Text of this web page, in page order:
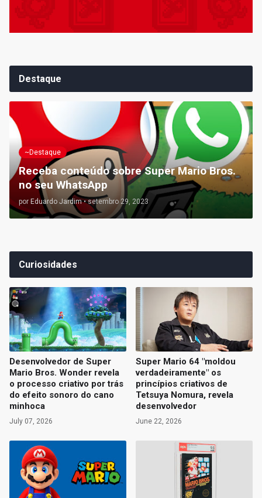
Destaque
~Destaque
Receba conteúdo sobre Super Mario Bros.
no seu WhatsApp
por Eduardo Jardim • setembro 29, 2023
Curiosidades
Desenvolvedor de Super
Mario Bros. Wonder revela
o processo criativo por trás
do efeito sonoro do cano
minhoca
July 07, 2026
Super Mario 64 "moldou
verdadeiramente" os
princípios criativos de
Tetsuya Nomura, revela
desenvolvedor
June 22, 2026